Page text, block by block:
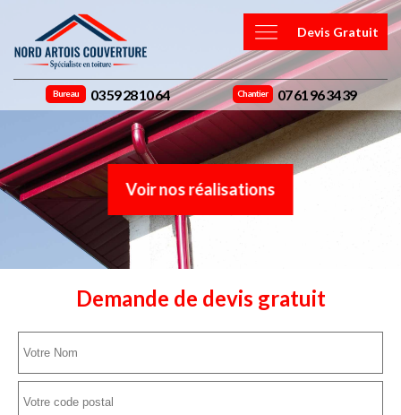
Devis Gratuit
Bureau 03 59 28 10 64 Chantier 07 61 96 34 39
Voir nos réalisations
Demande de devis gratuit